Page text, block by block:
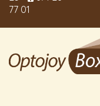
77 01